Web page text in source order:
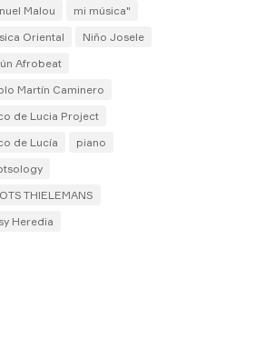
Malou
mi música"
Oriental
Niño Josele
Afrobeat
Martín Caminero
de Lucia Project
de Lucía
piano
THIELEMANS
Heredia